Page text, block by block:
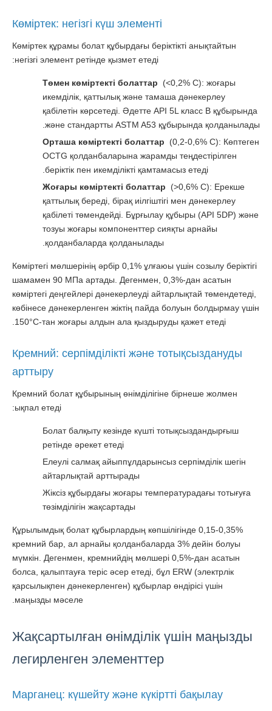
Көміртек: негізгі күш элементі
Көміртек құрамы болат құбырдағы беріктікті анықтайтын
негізгі элемент ретінде қызмет етеді:
Төмен көміртекті болаттар
(<0,2% C): жоғары
икемділік, қаттылық және тамаша дәнекерлеу
қабілетін көрсетеді. Әдетте API 5L класс В құбырында
және стандартты ASTM A53 құбырында қолданылады.
Орташа көміртекті болаттар
(0,2-0,6% C): Көптеген
OCTG қолданбаларына жарамды теңдестірілген
беріктік пен икемділікті қамтамасыз етеді.
Жоғары көміртекті болаттар
(>0,6% C): Ерекше
қаттылық береді, бірақ иілгіштігі мен дәнекерлеу
қабілеті төмендейді. Бұрғылау құбыры (API 5DP) және
тозуы жоғары компоненттер сияқты арнайы
қолданбаларда қолданылады.
Көміртегі мөлшерінің әрбір 0,1% ұлғаюы үшін созылу беріктігі
шамамен 90 МПа артады. Дегенмен, 0,3%-дан асатын
көміртегі деңгейлері дәнекерлеуді айтарлықтай төмендетеді,
көбінесе дәнекерленген жіктің пайда болуын болдырмау үшін
150°C-тан жоғары алдын ала қыздыруды қажет етеді.
Кремний: серпімділікті және тотықсыздануды
арттыру
Кремний болат құбырының өнімділігіне бірнеше жолмен
ықпал етеді:
Болат балқыту кезінде күшті тотықсыздандырғыш
ретінде әрекет етеді
Елеулі салмақ айыппұлдарынсыз серпімділік шегін
айтарлықтай арттырады
Жіксіз құбырдағы жоғары температурадағы тотығуға
төзімділігін жақсартады
Құрылымдық болат құбырлардың көпшілігінде 0,15-0,35%
кремний бар, ал арнайы қолданбаларда 3% дейін болуы
мүмкін. Дегенмен, кремнийдің мөлшері 0,5%-дан асатын
болса, қалыптауға теріс әсер етеді, бұл ERW (электрлік
қарсылықпен дәнекерленген) құбырлар өндірісі үшін
маңызды мәселе.
Жақсартылған өнімділік үшін маңызды
легирленген элементтер
Марганец: күшейту және күкіртті бақылау